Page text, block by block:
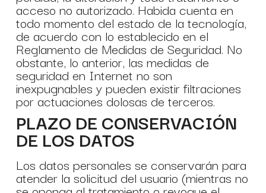
acceso no autorizado. Habida cuenta en
todo momento del estado de la tecnología,
de acuerdo con lo establecido en el
Reglamento de Medidas de Seguridad. No
obstante, lo anterior, las medidas de
seguridad en Internet no son
inexpugnables y pueden existir filtraciones
por actuaciones dolosas de terceros.
PLAZO DE CONSERVACIÓN
DE LOS DATOS
Los datos personales se conservarán para
atender la solicitud del usuario (mientras no